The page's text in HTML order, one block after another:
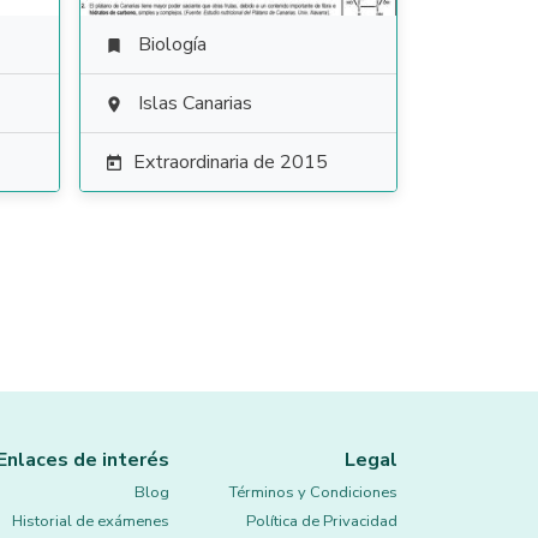
 Biología
 Islas Canarias
 Extraordinaria de 2015
de interés
Blog
Historial de exámenes
Legal
Términos y Condiciones
Política de Privacidad